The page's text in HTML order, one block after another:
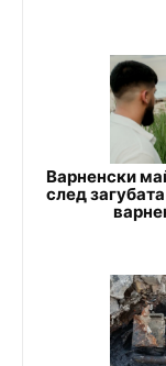
Варненски
след